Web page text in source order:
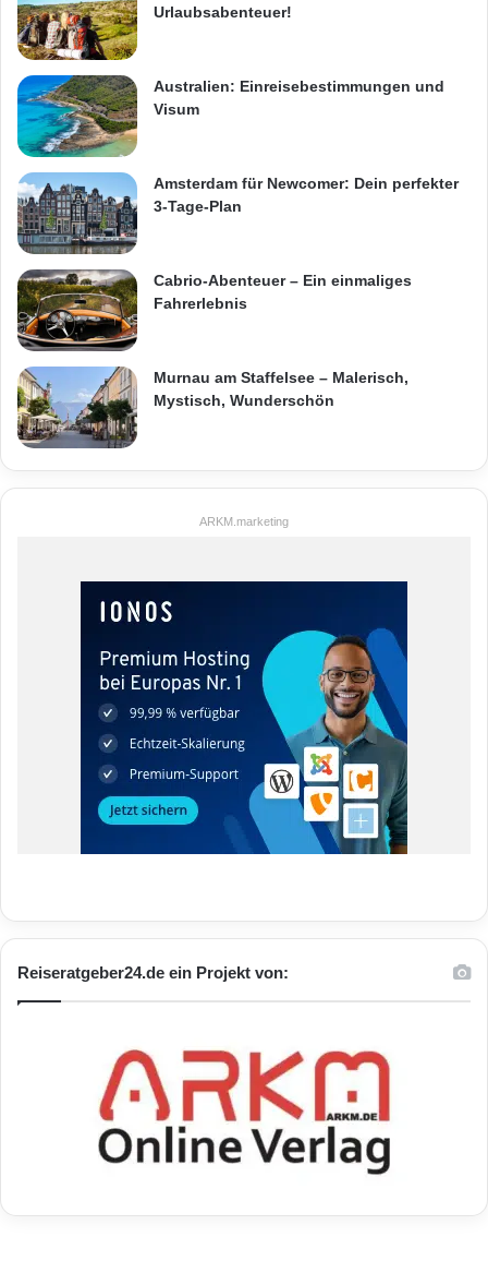
Urlaubsabenteuer!
Australien: Einreisebestimmungen und
Visum
Amsterdam für Newcomer: Dein perfekter
3-Tage-Plan
Cabrio-Abenteuer – Ein einmaliges
Fahrerlebnis
Murnau am Staffelsee – Malerisch,
Mystisch, Wunderschön
ARKM.marketing
Reiseratgeber24.de ein Projekt von: